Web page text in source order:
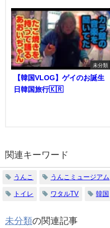
未分類
【韓国VLOG】ゲイのお誕生
日韓国旅行🇰🇷
関連キーワード
うんこ うんこミュージアム
トイレ ワタルTV 韓国
未分類の関連記事